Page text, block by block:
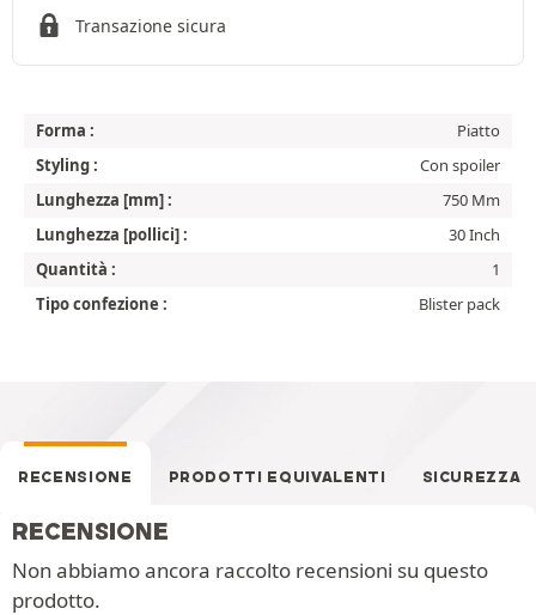
Transazione sicura
Forma :
Piatto
Styling :
Con spoiler
Lunghezza [mm] :
750 Mm
Lunghezza [pollici] :
30 Inch
Quantità :
1
Tipo confezione :
Blister pack
RECENSIONE PRODOTTI EQUIVALENTI SICUREZZA
RECENSIONE
Non abbiamo ancora raccolto recensioni su questo
prodotto.